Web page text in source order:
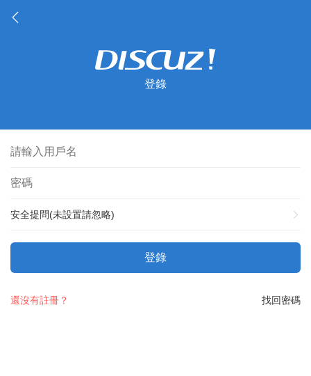
登錄
安全提問(未設置請忽略)
登錄
找回密碼
還沒有註冊？